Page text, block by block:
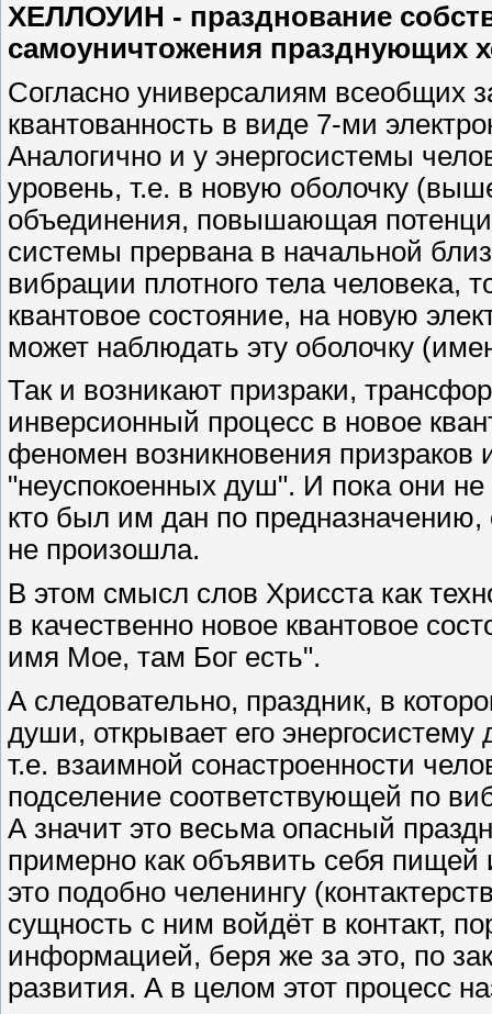
ХЕЛЛОУИН - празднование
самоуничтожения празднующих
Согласно универсалиям всеобщих
квантованность в виде 7-ми
Аналогично и у энергосистемы
уровень, т.е. в новую оболочку
объединения, повышающая
системы прервана в начальной
вибрации плотного тела человека,
квантовое состояние, на новую
может наблюдать эту оболочку
Так и возникают призраки,
инверсионный процесс в новое
феномен возникновения призраков
"неуспокоенных душ". И пока они не
кто был им дан по предназначению,
не произошла.
В этом смысл слов Хрисста как
в качественно новое квантовое
имя Мое, там Бог есть".
А следовательно, праздник, в
души, открывает его
т.е. взаимной сонастроенности
подселение соответствующей по
А значит это весьма опасный
примерно как объявить себя
это подобно челенингу
сущность с ним войдёт в контакт,
информацией, беря же за это, по
развития. А в целом этот процесс